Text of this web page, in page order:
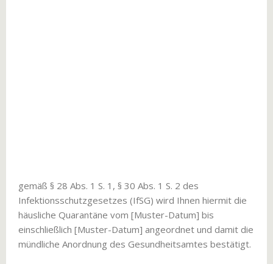
gemäß § 28 Abs. 1 S. 1, § 30 Abs. 1 S. 2 des
Infektionsschutzgesetzes (IfSG) wird Ihnen hiermit die
häusliche Quarantäne vom [Muster-Datum] bis
einschließlich [Muster-Datum] angeordnet und damit die
mündliche Anordnung des Gesundheitsamtes bestätigt.